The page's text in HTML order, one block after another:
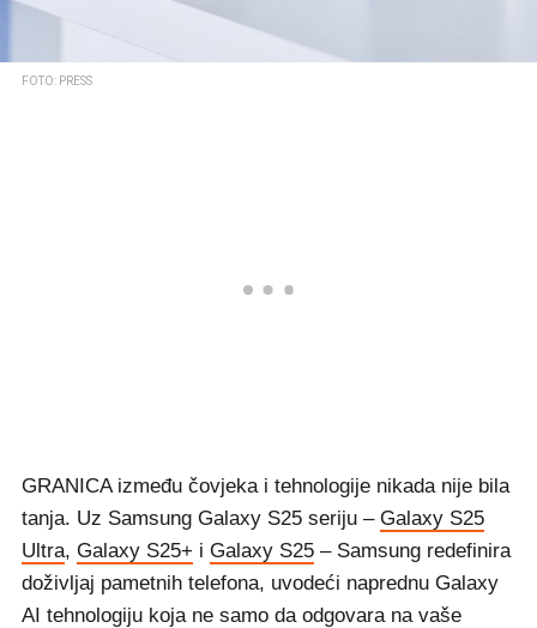
FOTO: PRESS
GRANICA između čovjeka i tehnologije nikada nije bila
tanja. Uz Samsung Galaxy S25 seriju – Galaxy S25
Ultra, Galaxy S25+ i Galaxy S25 – Samsung redefinira
doživljaj pametnih telefona, uvodeći naprednu Galaxy
AI tehnologiju koja ne samo da odgovara na vaše